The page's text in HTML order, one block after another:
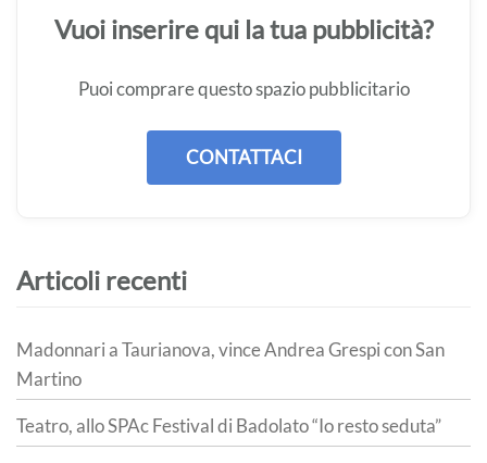
Vuoi inserire qui la tua pubblicità?
Puoi comprare questo spazio pubblicitario
CONTATTACI
Articoli recenti
Madonnari a Taurianova, vince Andrea Grespi con San
Martino
Teatro, allo SPAc Festival di Badolato “Io resto seduta”